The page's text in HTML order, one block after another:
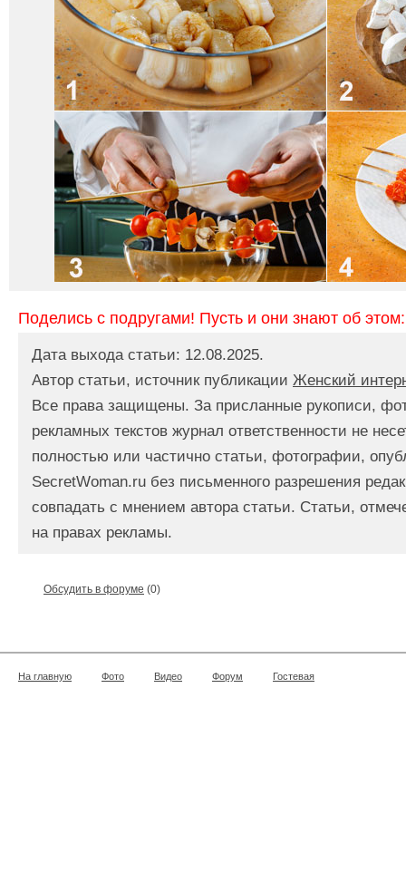
Поделись с подругами! Пусть и они знают об этом:
Дата выхода статьи: 12.08.2025.
Автор статьи, источник публикации Женский
Все права защищены. За присланные рукописи,
рекламных текстов журнал ответственности не
полностью или частично статьи, фотографии,
SecretWoman.ru без письменного разрешения
совпадать с мнением автора статьи. Статьи,
на правах рекламы.
Обсудить в форуме (0)
На главную Фото Видео Форум Гостевая